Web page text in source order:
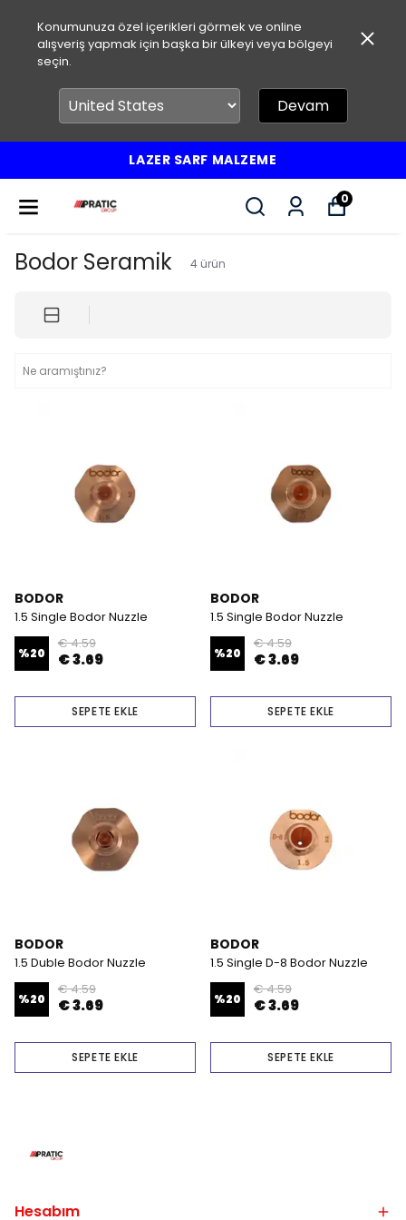
Konumunuza özel içerikleri görmek ve online
alışveriş yapmak için başka bir ülkeyi veya bölgeyi
seçin.
Devam
LAZER SARF MALZEME
0
Bodor Seramik 4 ürün
BODOR
1.5 Single Bodor Nuzzle
%20
€ 4.59
€ 3.69
SEPETE EKLE
BODOR
1.5 Single Bodor Nuzzle
%20
€ 4.59
€ 3.69
SEPETE EKLE
BODOR
1.5 Duble Bodor Nuzzle
%20
€ 4.59
€ 3.69
SEPETE EKLE
BODOR
1.5 Single D-8 Bodor Nuzzle
%20
€ 4.59
€ 3.69
SEPETE EKLE
Hesabım